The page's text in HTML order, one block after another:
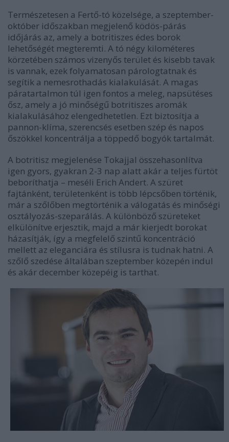
Természetesen a Fertő-tó közelsége, a szeptember-
október időszakban megjelenő ködös-párás
időjárás az, amely a botritiszes édes borok
lehetőségét megteremti. A tó négy kilométeres
körzetében számos vizenyős terület és kisebb tavak
is vannak, ezek folyamatosan párologtatnak és
segítik a nemesrothadás kialakulását. A magas
páratartalmon túl igen fontos a meleg, napsütéses
ősz, amely a jó minőségű botritiszes aromák
kialakulásához elengedhetetlen. Ezt biztosítja a
pannon-klíma, szerencsés esetben szép és napos
őszökkel koncentrálja a töppedő bogyók tartalmát.
A botritisz megjelenése Tokajjal összehasonlítva
igen gyors, gyakran 2-3 nap alatt akár a teljes fürtöt
beboríthatja – meséli Erich Andert. A szüret
fajtánként, területenként is több lépcsőben történik,
már a szőlőben megtörténik a válogatás és minőségi
osztályozás-szeparálás. A különböző szüreteket
elkülönítve erjesztik, majd a már kierjedt borokat
házasítják, így a megfelelő szintű koncentráció
mellett az eleganciára és stílusra is tudnak hatni. A
szőlő szedése általában szeptember közepén indul
és akár december közepéig is tarthat.